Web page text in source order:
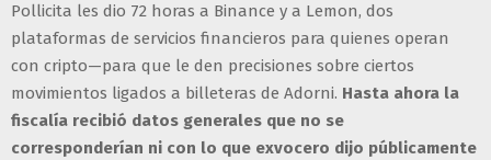
Pollicita les dio 72 horas a Binance y a Lemon, dos
plataformas de servicios financieros para quienes operan
con cripto—para que le den precisiones sobre ciertos
movimientos ligados a billeteras de Adorni. Hasta ahora la
fiscalía recibió datos generales que no se
corresponderían ni con lo que exvocero dijo públicamente